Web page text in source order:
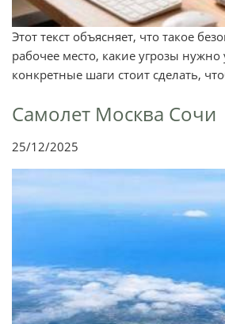
Этот текст объясняет, что такое
рабочее место, какие угрозы
конкретные шаги стоит сделать,
Самолет Москва Сочи
25/12/2025